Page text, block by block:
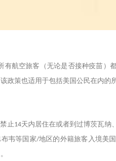
有航空旅客（无论是否接种疫苗）
政策也适用于包括美国公民在内的
止14天内居住在或者到过博茨瓦纳
韦等国家/地区的外籍旅客入境美